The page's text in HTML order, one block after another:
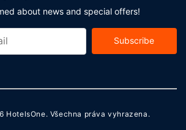
about news and special offers!
Subscribe
HotelsOne. Všechna práva vyhrazena.